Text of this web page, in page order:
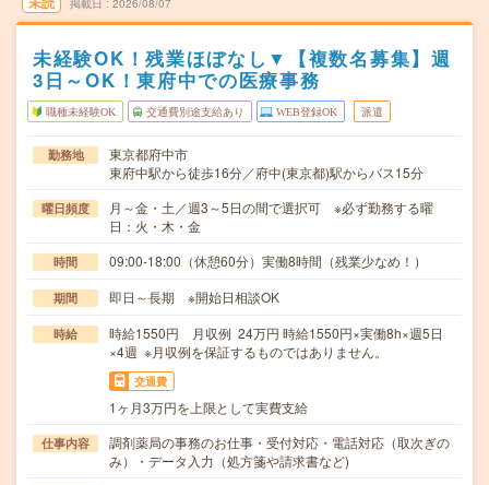
掲載日 2026/08/07
未経験OK！残業ほぼなし▼【複数名募集】週
3日～OK！東府中での医療事務
職種未経験OK 交通費別途支給あり WEB登録OK 派遣
勤務地
東京都府中市
東府中駅から徒歩16分／府中(東京都)駅からバス15分
曜日頻度
月～金・土／週3～5日の間で選択可 ※必ず勤務する曜
日：火・木・金
時間 09:00-18:00（休憩60分）実働8時間（残業少なめ！）
期間 即日～長期 ※開始日相談OK
時給
時給1550円 月収例 24万円 時給1550円×実働8h×週5日
×4週 ※月収例を保証するものではありません。
交通費
1ヶ月3万円を上限として実費支給
仕事内容
調剤薬局の事務のお仕事・受付対応・電話対応（取次ぎの
み）・データ入力（処方箋や請求書など)